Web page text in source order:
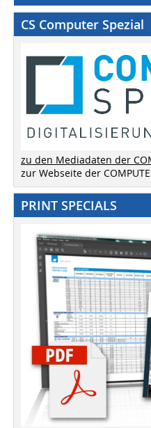
CS Computer Spezial
zu den Mediadaten der
zur Webseite der
PRINT SPECIALS